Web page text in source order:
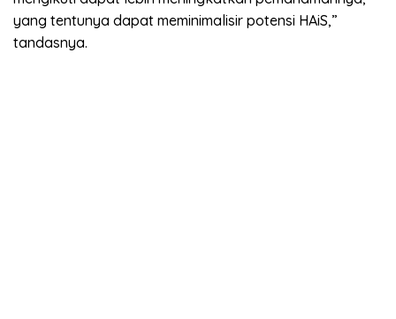
yang tentunya dapat meminimalisir potensi HAiS,”
tandasnya.